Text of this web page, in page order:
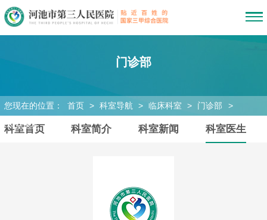
门诊部
您现在的位置： 首页 > 科室导航 > 临床科室 > 门诊部 >
科室医生
科室首页 科室简介 科室新闻 科室医生